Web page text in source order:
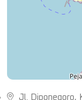
Jl. Diponegoro,